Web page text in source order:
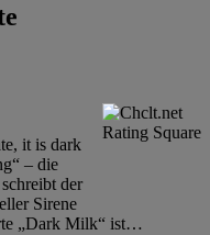
it is dark
– die
der
Sirene
„Dark Milk“ ist…